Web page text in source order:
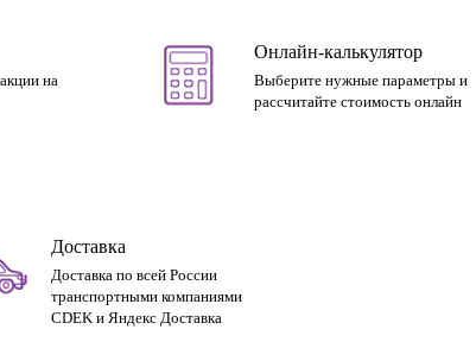
на
Онлайн-калькулятор
Выберите нужные параметры и
рассчитайте стоимость онлайн
Доставка
Доставка по всей России
транспортными компаниями
CDEK и Яндекс Доставка